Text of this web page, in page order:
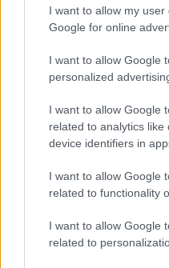
I want to allow my
Google for online
I want to allow Google
personalized
I want to allow Google
related to analytics like
device identifiers in
I want to allow Google
related to functionality
I want to allow Google
related to
Ο καταδικασθέντας
Μεταγωγών, όπου
Μεγάλη Τρίτη,
για τις φυλακές.
Αξίζει να
συγκλονιστικές
.